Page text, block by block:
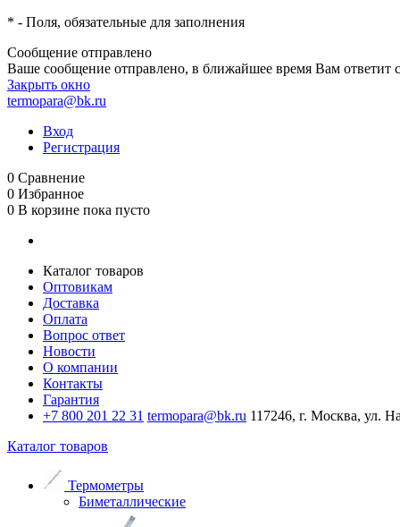
* - Поля, обязательные для заполнения
Сообщение отправлено
Ваше сообщение отправлено, в ближайшее время Вам ответит
Закрыть окно
termopara@bk.ru
Вход
Регистрация
0 Сравнение
0 Избранное
0 В корзине пока пусто
Каталог товаров
Оптовикам
Доставка
Оплата
Вопрос ответ
Новости
О компании
Контакты
Гарантия
+7 800 201 22 31 termopara@bk.ru 117246, г. Москва, ул.
Каталог товаров
Термометры
Биметаллические